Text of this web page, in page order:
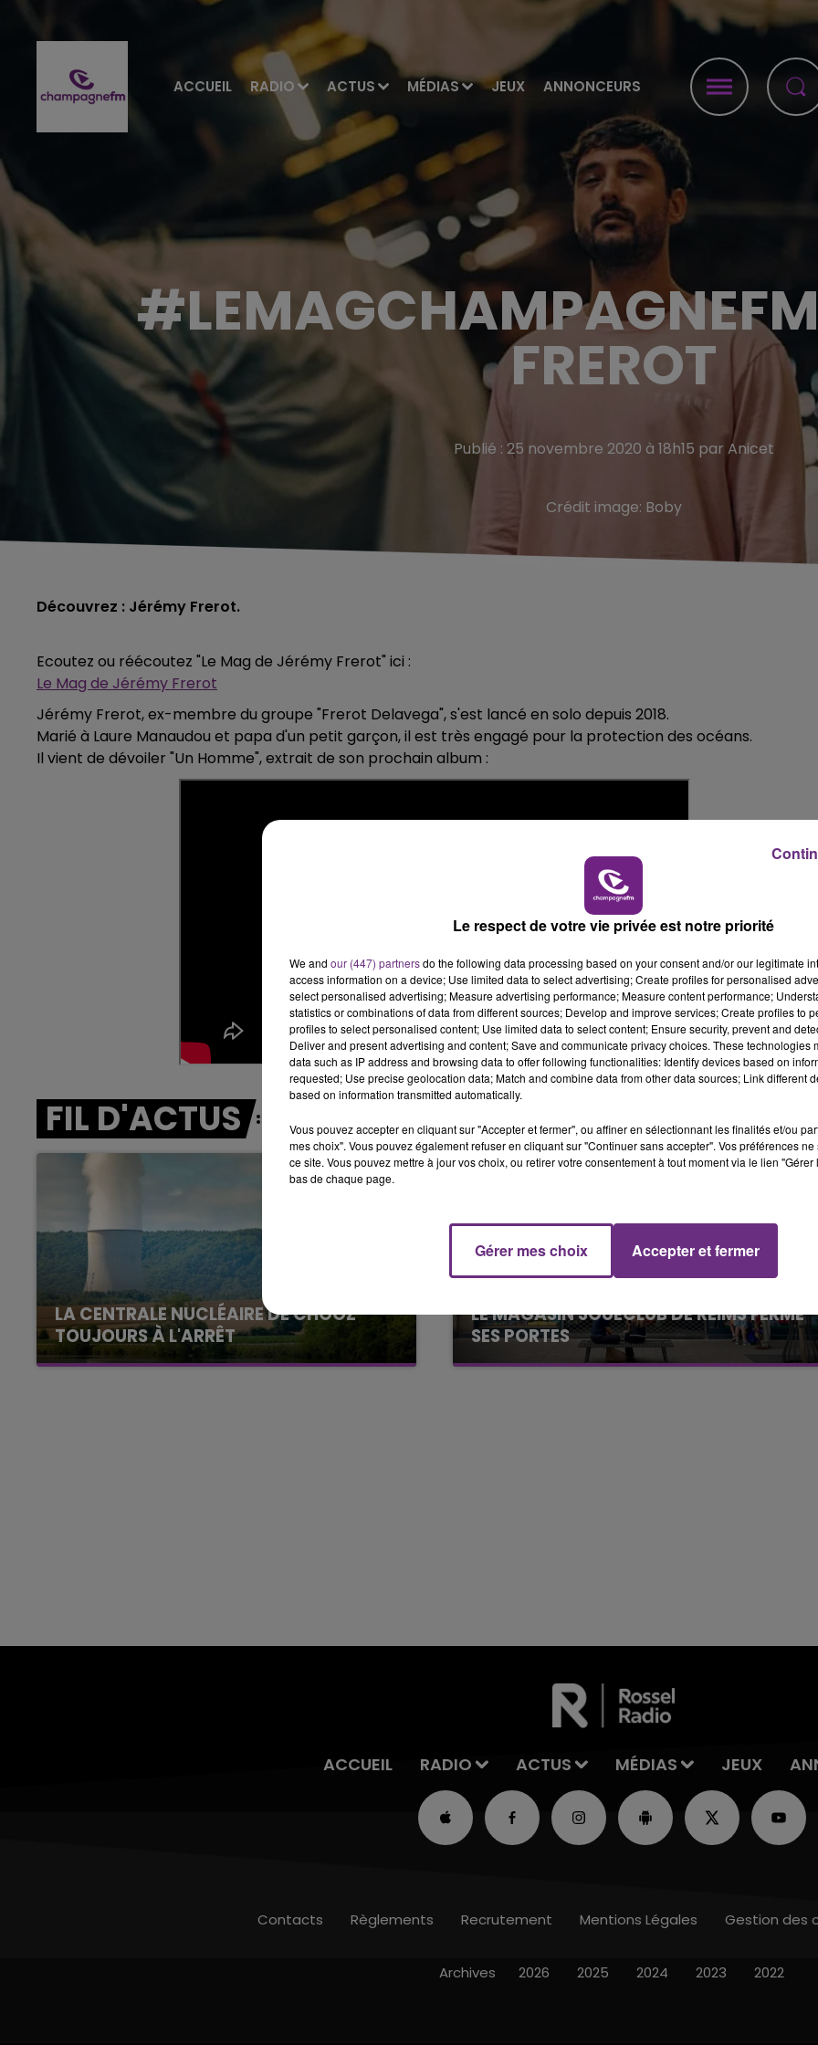
ACCUEIL RADIO ACTUS MÉDIAS JEUX ANNONCEURS
LE WEEK-END
FREROT
Publié : 25 novembre 2020 à 18h15 par Anicet
Crédit image: Boby
Découvrez : Jérémy Frerot.
Ecoutez ou réécoutez "Le Mag de Jérémy Frerot" ici :
Le Mag de Jérémy Frerot
Jérémy Frerot, ex-membre du groupe "Frerot Delavega", s'est lancé en solo depuis 2018.
Marié à Laure Manaudou et papa d'un petit garçon, il est très engagé pour la protection des océans.
Il vient de dévoiler "Un Homme", extrait de son prochain album :
FIL D'ACTUS
LA CENTRALE NUCLÉAIRE DE CHOOZ
TOUJOURS À L'ARRÊT
Cela fait déjà une semaine que la centrale
LE MAGASIN JOUÉCLUB DE REIMS FERME
SES PORTES
C'était l'une des institutions du centre-ville
FM
16h00 - 20h00
Le Week-end Champagne FM BEST OF
ACCUEIL RADIO ACTUS MÉDIAS JEUX
Contacts Règlements Recrutement Mentions Légales Gestion des
Archives 2026 2025 2024 2023 2022
Le respect de votre vie privée est notre priorité
We and our (447) partnersdo the following data processing based on your consent and/or our legitimate
access information on a device; Use limited data to select advertising; Create profiles for personalised
select personalised advertising; Measure advertising performance; Measure content performance;
statistics or combinations of data from different sources; Develop and improve services; Create profiles to
profiles to select personalised content; Use limited data to select content; Ensure security, prevent and
Deliver and present advertising and content; Save and communicate privacy choices. These technologies
data such as IP address and browsing data to offer following functionalities: Identify devices based on
requested; Use precise geolocation data; Match and combine data from other data sources; Link different
based on information transmitted automatically.
Vous pouvez accepter en cliquant sur "Accepter et fermer", ou affiner en sélectionnant les finalités et/ou
mes choix". Vous pouvez également refuser en cliquant sur "Continuer sans accepter". Vos préférences
ce site. Vous pouvez mettre à jour vos choix, ou retirer votre consentement à tout moment via le lien
bas de chaque page.
Gérer mes choix Accepter et fermer